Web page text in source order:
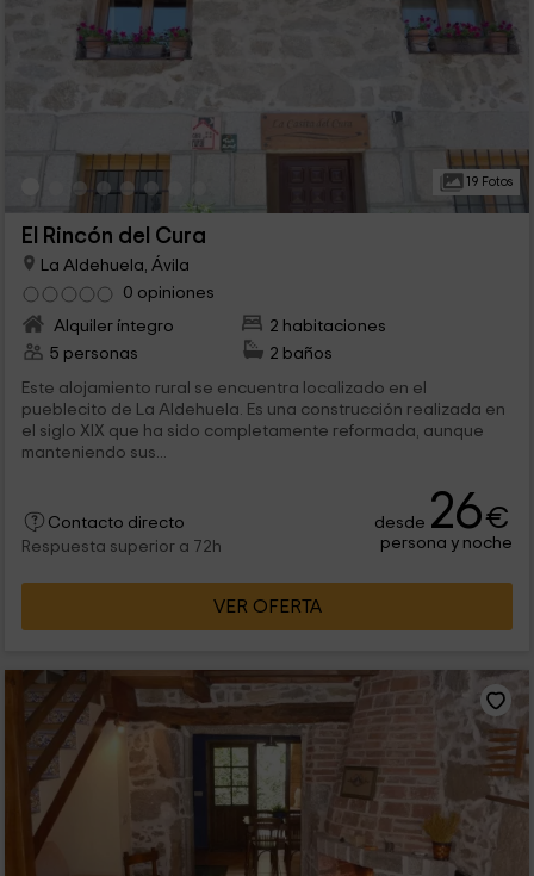
19 Fotos
El Rincón del Cura
La Aldehuela, Ávila
0 opiniones
Alquiler íntegro
2 habitaciones
5 personas
2 baños
Este alojamiento rural se encuentra localizado en el
pueblecito de La Aldehuela. Es una construcción realizada en
el siglo XIX que ha sido completamente reformada, aunque
manteniendo sus...
Contacto directo
Respuesta superior a 72h
desde 26€
persona y noche
VER OFERTA